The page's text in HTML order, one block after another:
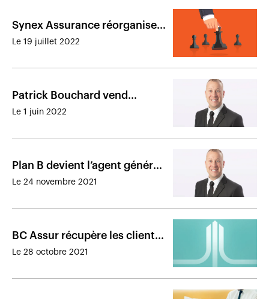
Synex Assurance réorganise
ses activités de grossiste
Le 19 juillet 2022
Patrick Bouchard vend
l’ensemble de son cabinet de
Le 1 juin 2022
Plan B devient l’agent général
du groupe Synex
Le 24 novembre 2021
BC Assur récupère les clients
de Wawanesa de Bouchard &
Le 28 octobre 2021